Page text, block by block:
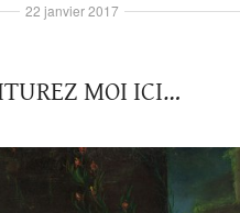
MOI ICI…
22 janvier 2017